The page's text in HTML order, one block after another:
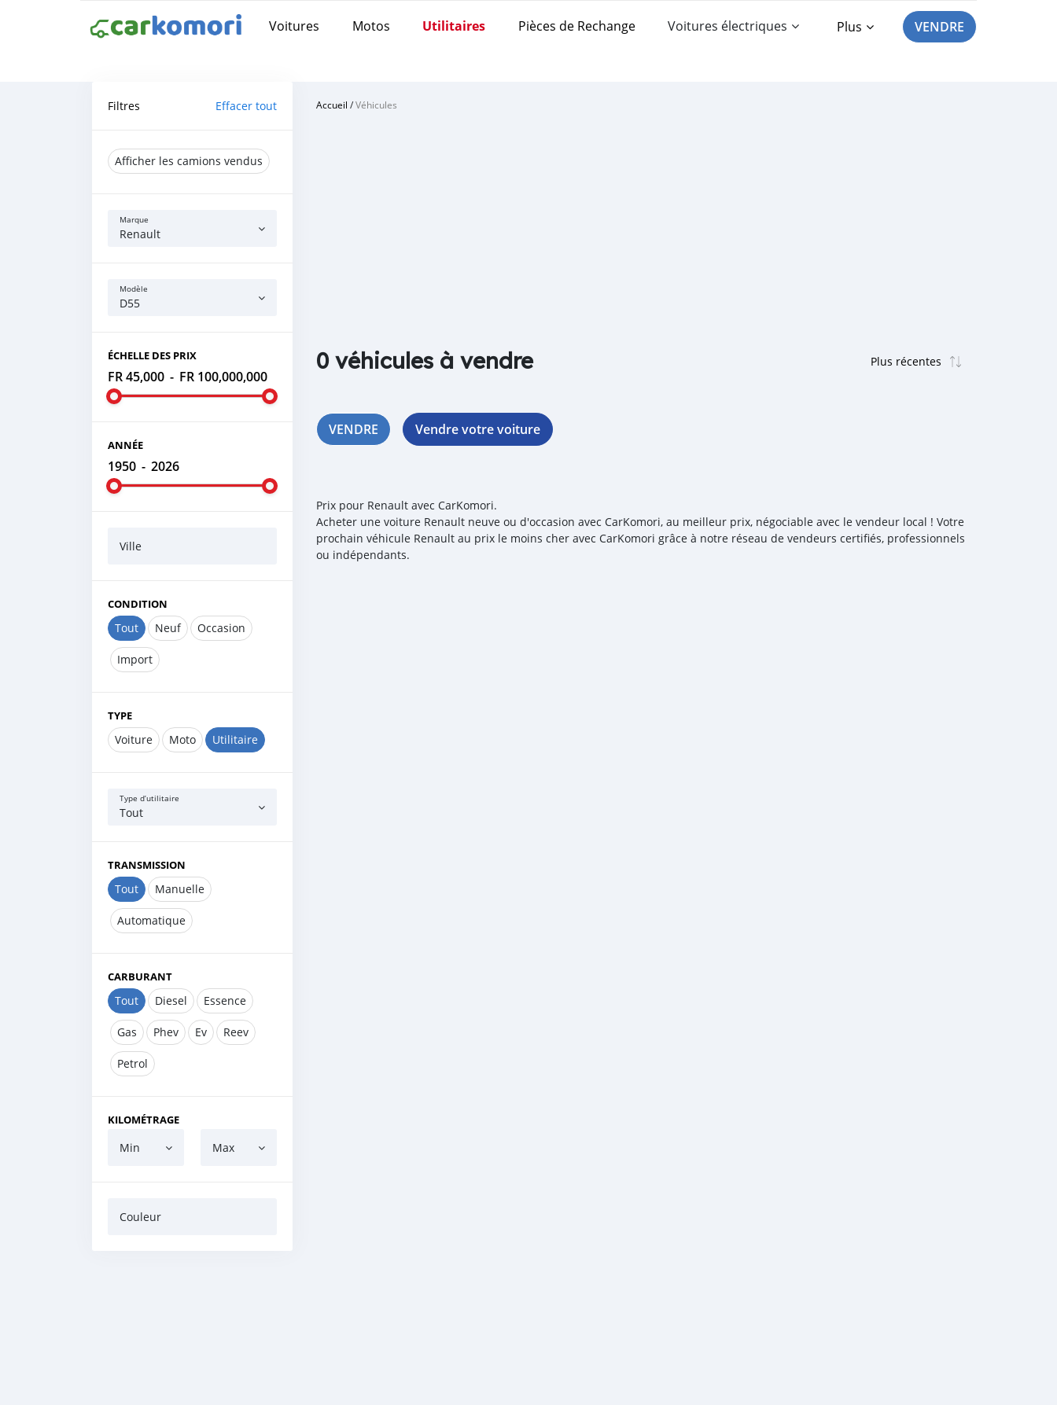
Voitures Motos Utilitaires Pièces de Rechange Voitures électriques Plus VENDRE
Filtres Effacer tout
Afficher les camions vendus
Marque
Renault
Modèle
D55
ÉCHELLE DES PRIX
FR 45,000 - FR 100,000,000
ANNÉE
1950 - 2026
Ville
CONDITION
Tout Neuf Occasion
Import
TYPE
Voiture Moto Utilitaire
Type d’utilitaire
Tout
TRANSMISSION
Tout Manuelle
Automatique
CARBURANT
Tout Diesel Essence
Gas Phev Ev Reev
Petrol
KILOMÉTRAGE
Min Max
Couleur
Accueil /Véhicules
0 véhicules à vendre
VENDRE Vendre votre voiture
Prix pour Renault avec CarKomori.
Acheter une voiture Renault neuve ou d'occasion avec CarKomori, au meilleur prix, négociable avec le vendeur local ! Votre
prochain véhicule Renault au prix le moins cher avec CarKomori grâce à notre réseau de vendeurs certifiés, professionnels
ou indépendants.